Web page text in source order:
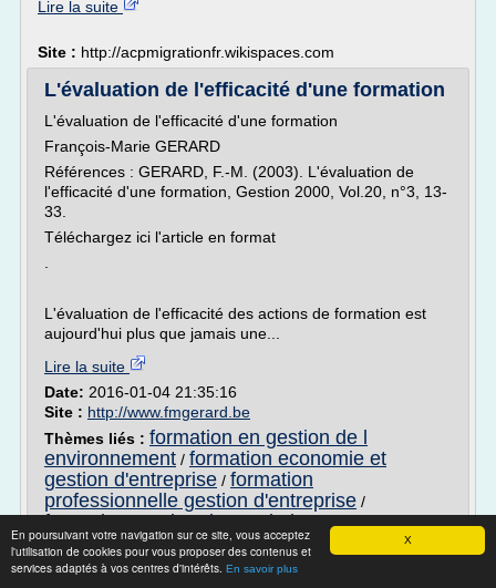
X
En poursuivant votre navigation sur ce site, vous acceptez
l'utilisation de cookies pour vous proposer des contenus et
services adaptés à vos centres d'intérêts. En savoir plus
Lire la suite
Site : http://acpmigrationfr.wikispaces.com
L'évaluation de l'efficacité d'une formation
L'évaluation de l'efficacité d'une formation
François-Marie GERARD
Références : GERARD, F.-M. (2003). L'évaluation de
l'efficacité d'une formation, Gestion 2000, Vol.20, n°3, 13-
33.
Téléchargez ici l'article en format
L'évaluation de l'efficacité des actions de formation est
aujourd'hui plus que jamais une...
Lire la suite
Date: 2016-01-04 21:35:16
Site : http://www.fmgerard.be
Thèmes liés : formation en gestion de l
environnement / formation economie et
gestion d'entreprise / formation
professionnelle gestion d'entreprise /
formation gestion d'association
logiciel de
gestion d'organisme de formation
L'évaluation de l'efficacité d'une formation -